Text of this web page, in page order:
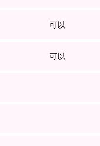
可以
可以